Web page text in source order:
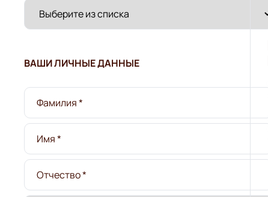
ВАШИ ЛИЧНЫЕ ДАННЫЕ